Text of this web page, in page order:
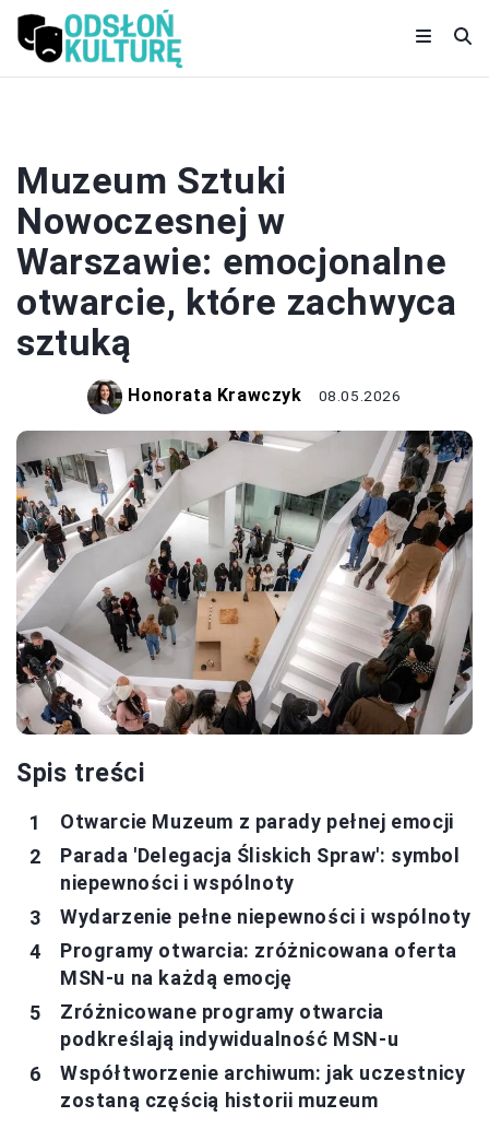
Muzeum Sztuki
Nowoczesnej w
Warszawie: emocjonalne
otwarcie, które zachwyca
sztuką
Honorata Krawczyk 08.05.2026
Spis treści
Otwarcie Muzeum z parady pełnej emocji
Parada 'Delegacja Śliskich Spraw': symbol
niepewności i wspólnoty
Wydarzenie pełne niepewności i wspólnoty
Programy otwarcia: zróżnicowana oferta
MSN-u na każdą emocję
Zróżnicowane programy otwarcia
podkreślają indywidualność MSN-u
Współtworzenie archiwum: jak uczestnicy
zostaną częścią historii muzeum